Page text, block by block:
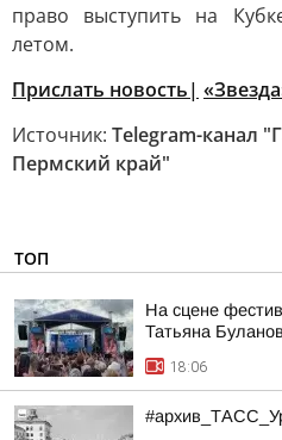
право выступить на
летом.
Прислать новость|
Источник: Telegram-канал
Пермский край"
ТОП
На сцене
Татьяна
18:06